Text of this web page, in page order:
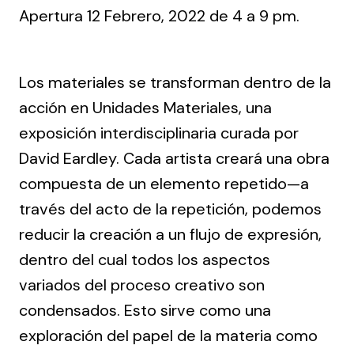
Apertura 12 Febrero, 2022 de 4 a 9 pm.
Los materiales se transforman dentro de la
acción en Unidades Materiales, una
exposición interdisciplinaria curada por
David Eardley. Cada artista creará una obra
compuesta de un elemento repetido—a
través del acto de la repetición, podemos
reducir la creación a un flujo de expresión,
dentro del cual todos los aspectos
variados del proceso creativo son
condensados. Esto sirve como una
exploración del papel de la materia como